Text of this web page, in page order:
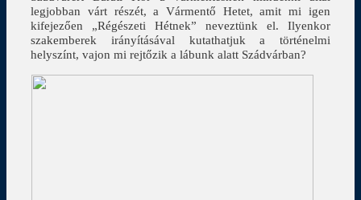
legjobban várt részét, a Vármentő Hetet, amit mi igen
kifejezően „Régészeti Hétnek” neveztünk el. Ilyenkor
szakemberek irányításával kutathatjuk a történelmi
helyszínt, vajon mi rejtőzik a lábunk alatt Szádvárban?